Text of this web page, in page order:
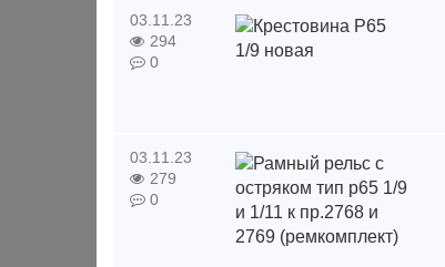
03.11.23
294
0
03.11.23
279
0